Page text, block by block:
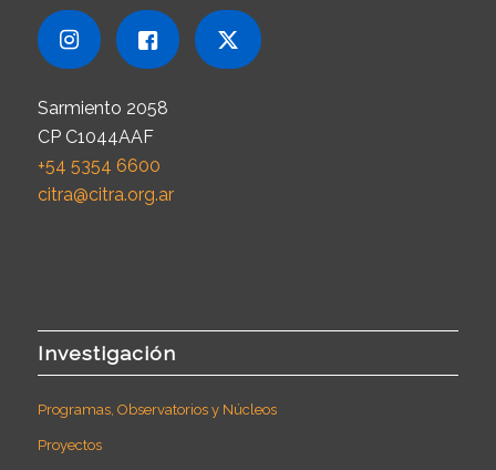
Sarmiento 2058
CP C1044AAF
+54 5354 6600
citra@citra.org.ar
Investigación
Programas, Observatorios y Núcleos
Proyectos